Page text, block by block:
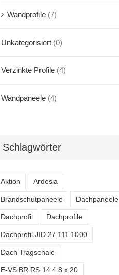
Wandprofile (7)
Unkategorisiert (0)
Verzinkte Profile (4)
Wandpaneele (4)
Schlagwörter
Aktion Ardesia
Brandschutpaneele Dachpaneele
Dachprofil Dachprofile
Dachprofil JID 27.111.1000
Dach Tragschale
E-VS BR RS 14 4.8 x 20